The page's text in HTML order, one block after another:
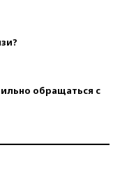
обращаться с